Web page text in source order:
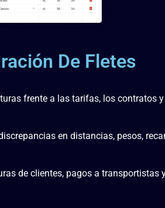
De Fletes
frente a las tarifas, los contratos
en distancias, pesos,
de clientes, pagos a transportistas